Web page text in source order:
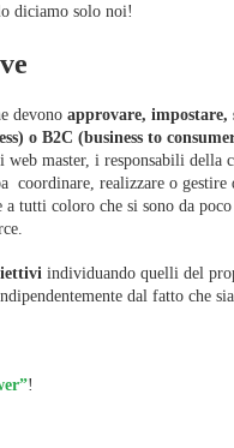
diciamo solo noi!
devono approvare,
o B2C (business to
master, i responsabili della
realizzare o gestire
tutti coloro che si sono da
individuando quelli del
dal fatto che
!